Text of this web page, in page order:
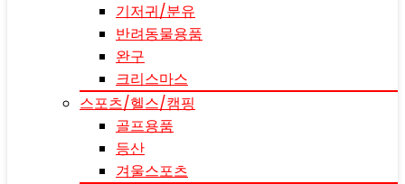
기저귀/분유
반려동물용품
완구
크리스마스
스포츠/헬스/캠핑
골프용품
등산
겨울스포츠